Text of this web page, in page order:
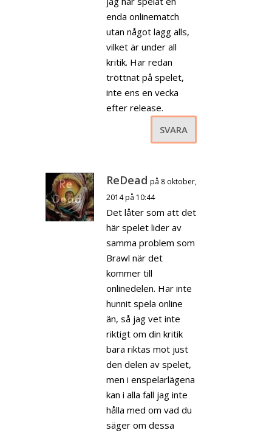
enda onlinematch
utan något lagg alls,
vilket är under all
kritik. Har redan
tröttnat på spelet,
inte ens en vecka
efter release.
SVARA
ReDead på 8 oktober,
2014 på 10:44
Det låter som att det
här spelet lider av
samma problem som
Brawl när det
kommer till
onlinedelen. Har inte
hunnit spela online
än, så jag vet inte
riktigt om din kritik
bara riktas mot just
den delen av spelet,
men i enspelarlägena
kan i alla fall jag inte
hålla med om vad du
säger om dessa